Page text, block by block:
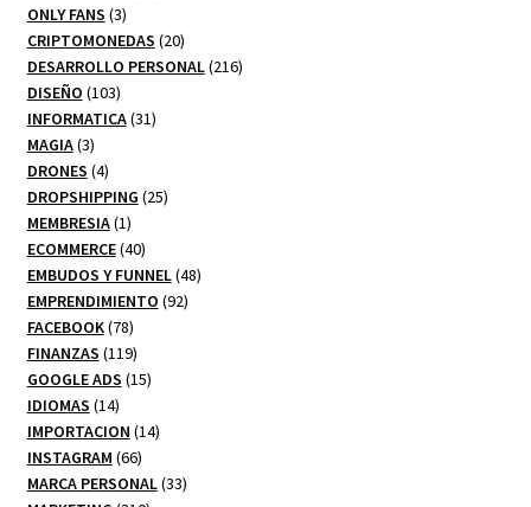
ONLY FANS 33
productos
CRIPTOMONEDAS 2020
productos
DESARROLLO PERSONAL 216216
DISEÑO 103103
productos
INFORMATICA 3131
MAGIA 33
productos
DRONES 44
productos
DROPSHIPPING 2525
MEMBRESIA 11
producto
ECOMMERCE 4040
productos
EMBUDOS Y FUNNEL 4848
EMPRENDIMIENTO 9292
FACEBOOK 7878
productos
FINANZAS 119119
productos
GOOGLE ADS 1515
IDIOMAS 1414
productos
IMPORTACION 1414
INSTAGRAM 6666
productos
MARCA PERSONAL 3333